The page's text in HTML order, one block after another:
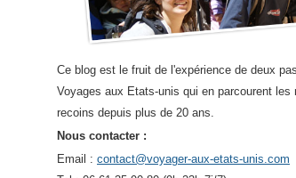
Ce blog est le fruit de l'expérience de deux
Voyages aux Etats-unis qui en parcourent les
recoins depuis plus de 20 ans.
Nous contacter :
Email : contact@voyager-aux-etats-unis.com